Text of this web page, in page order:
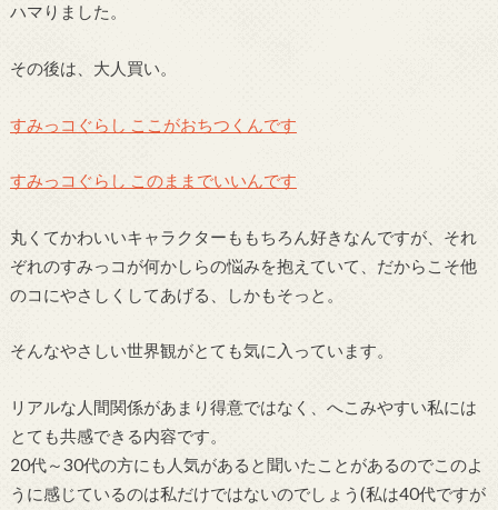
ハマりました。
その後は、大人買い。
すみっコぐらし ここがおちつくんです
すみっコぐらし このままでいいんです
丸くてかわいいキャラクターももちろん好きなんですが、それ
ぞれのすみっコが何かしらの悩みを抱えていて、だからこそ他
のコにやさしくしてあげる、しかもそっと。
そんなやさしい世界観がとても気に入っています。
リアルな人間関係があまり得意ではなく、へこみやすい私には
とても共感できる内容です。
20代～30代の方にも人気があると聞いたことがあるのでこのよ
うに感じているのは私だけではないのでしょう(私は40代ですが